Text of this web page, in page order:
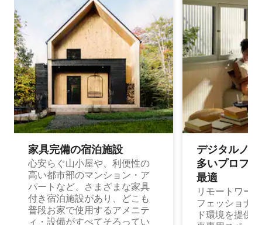
家具完備の宿⁠泊⁠施⁠設
心安らぐ山小屋や、利便性の
高い都市部のマンション・ア
パートなど、さまざまな家具
付き宿泊施設があり、どこも
普段お家で使用するアメニテ
ィ・設備がすべてそろってい
デジタルノ
多⁠いプ⁠ロ⁠フ⁠
最⁠適
リモートワー
フェッショナ
ド環境を提供